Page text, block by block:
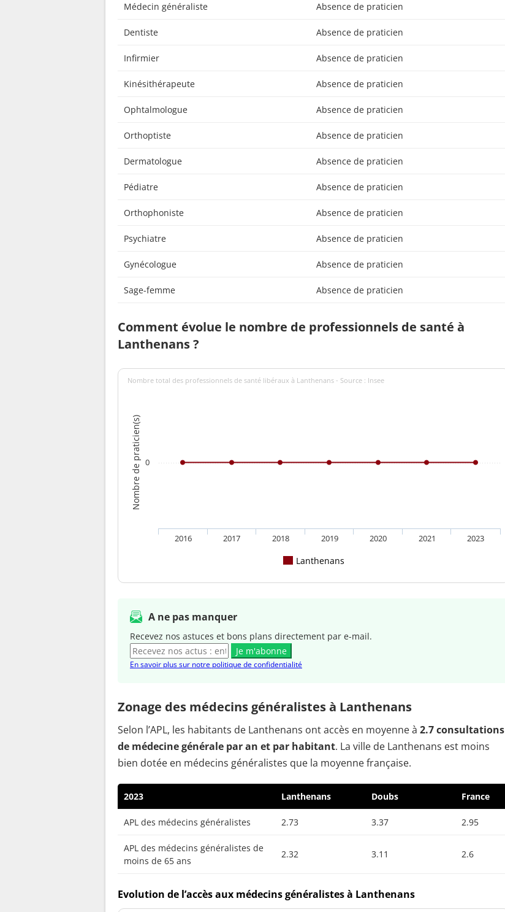
Médecin généraliste Absence de praticien
Dentiste Absence de praticien
Infirmier Absence de praticien
Kinésithérapeute Absence de praticien
Ophtalmologue Absence de praticien
Orthoptiste Absence de praticien
Dermatologue Absence de praticien
Pédiatre Absence de praticien
Orthophoniste Absence de praticien
Psychiatre Absence de praticien
Gynécologue Absence de praticien
Sage-femme Absence de praticien
Comment évolue le nombre de professionnels de santé à
Lanthenans ?
Nombre de praticien(s)
Nombre total des professionnels de santé libéraux à Lanthenans - Source : Insee
Lanthenans
2016 2017 2018 2019 2020 2021 2023
0
A ne pas manquer
Recevez nos astuces et bons plans directement par e-mail.
Je m'abonne
En savoir plus sur notre politique de confidentialité
Zonage des médecins généralistes à Lanthenans
Selon l’APL, les habitants de Lanthenans ont accès en moyenne à 2.7 consultations
de médecine générale par an et par habitant. La ville de Lanthenans est moins
bien dotée en médecins généralistes que la moyenne française.
2023 Lanthenans Doubs France
APL des médecins généralistes 2.73 3.37 2.95
APL des médecins généralistes de
moins de 65 ans
2.32 3.11 2.6
Evolution de l’accès aux médecins généralistes à Lanthenans